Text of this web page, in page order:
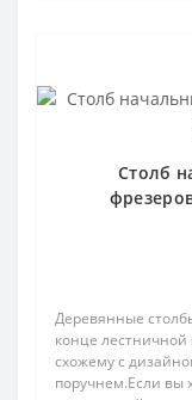
Столб
Деревянные
конце
схожему с
поручнем.Если вы